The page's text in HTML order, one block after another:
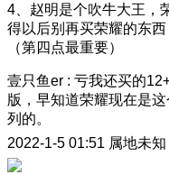
4、赵明是个吹牛大王，
得以后别再买荣耀的东西
（第四点最重要）
壹只鱼er : 亏我还买的
版，早知道荣耀现在是
列的。
2022-1-5 01:51 属地未知